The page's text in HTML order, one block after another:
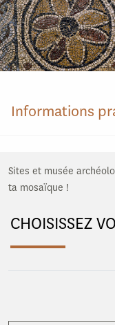
Informations
Sites et musée
ta mosaïque !
CHOISISSEZ